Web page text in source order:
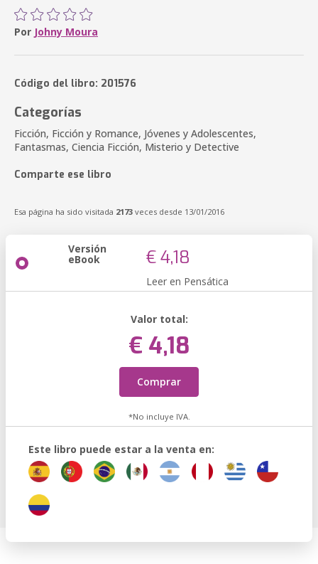
Por Johny Moura
Código del libro: 201576
Categorías
Ficción, Ficción y Romance, Jóvenes y Adolescentes,
Fantasmas, Ciencia Ficción, Misterio y Detective
Comparte ese libro
Esa página ha sido visitada 2173 veces desde 13/01/2016
Versión
eBook € 4,18
Leer en Pensática
Valor total:
€ 4,18
Comprar
*No incluye IVA.
Este libro puede estar a la venta en: